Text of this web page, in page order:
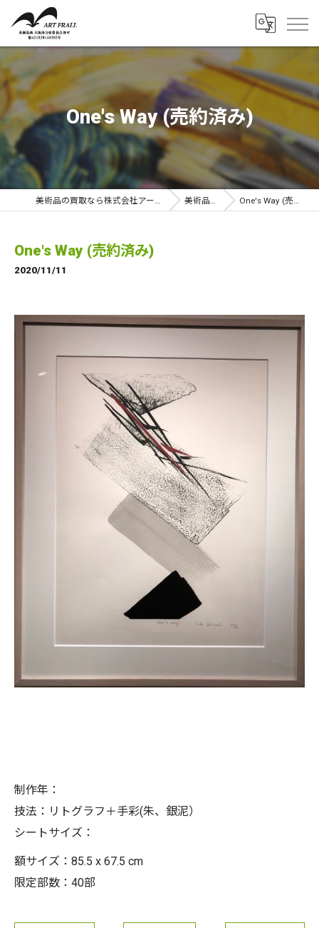
One's Way (売約済み)
美術品の買取なら株式会社アートフラール 美術品一覧 One's Way (売約済み)
One's Way (売約済み)
2020/11/11
制作年：
技法：リトグラフ＋手彩(朱、銀泥）
シートサイズ：
額サイズ：85.5 x 67.5 cm
限定部数：40部